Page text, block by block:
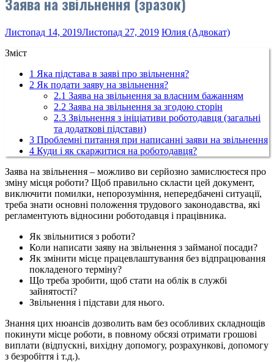
Листопад 14, 2019Листопад 27, 2019 Юлия (Адвокат)
Зміст
1 Яка підстава в заяві про звільнення?
2 Як подати заяву на звільнення?
2.1 Заява на звільнення за власним бажанням
2.2 Заява на звільнення за згодою сторін
2.3 Звільнення з ініціативи роботодавця (загальні
та додаткові підстави)
3 Проблемні питання при написанні заяви на звільнення
4 Куди і як скаржитися на роботодавця?
Заява на звільнення – можливо ви серйозно замислюєтеся про
зміну місця роботи? Щоб правильно скласти цей документ,
виключити помилки, непорозуміння, непередбачені ситуації,
треба знати основні положення трудового законодавства, які
регламентують відносини роботодавця і працівника.
Як звільнитися з роботи?
Коли написати заяву на звільнення з займаної посади?
Як змінити місце працевлаштування без відпрацювання
покладеного терміну?
Що треба зробити, щоб стати на облік в службі
зайнятості?
Звільнення і підстави для нього.
Знання цих нюансів дозволить вам без особливих складнощів
покинути місце роботи, в повному обсязі отримати грошові
виплати (відпускні, вихідну допомогу, розрахункові, допомогу
з безробіття і т.д.).